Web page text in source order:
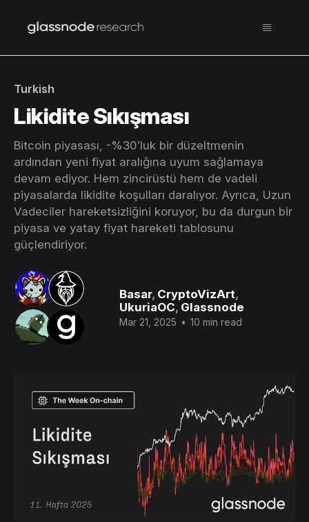
Turkish
Likidite Sıkışması
Bitcoin piyasası, -%30'luk bir düzeltmenin
ardından yeni fiyat aralığına uyum sağlamaya
devam ediyor. Hem zincirüstü hem de vadeli
piyasalarda likidite koşulları daralıyor. Ayrıca, Uzun
Vadeciler hareketsizliğini koruyor, bu da durgun bir
piyasa ve yatay fiyat hareketi tablosunu
güçlendiriyor.
Basar, CryptoVizArt,
UkuriaOC, Glassnode
Mar 21, 2025 • 10 min read